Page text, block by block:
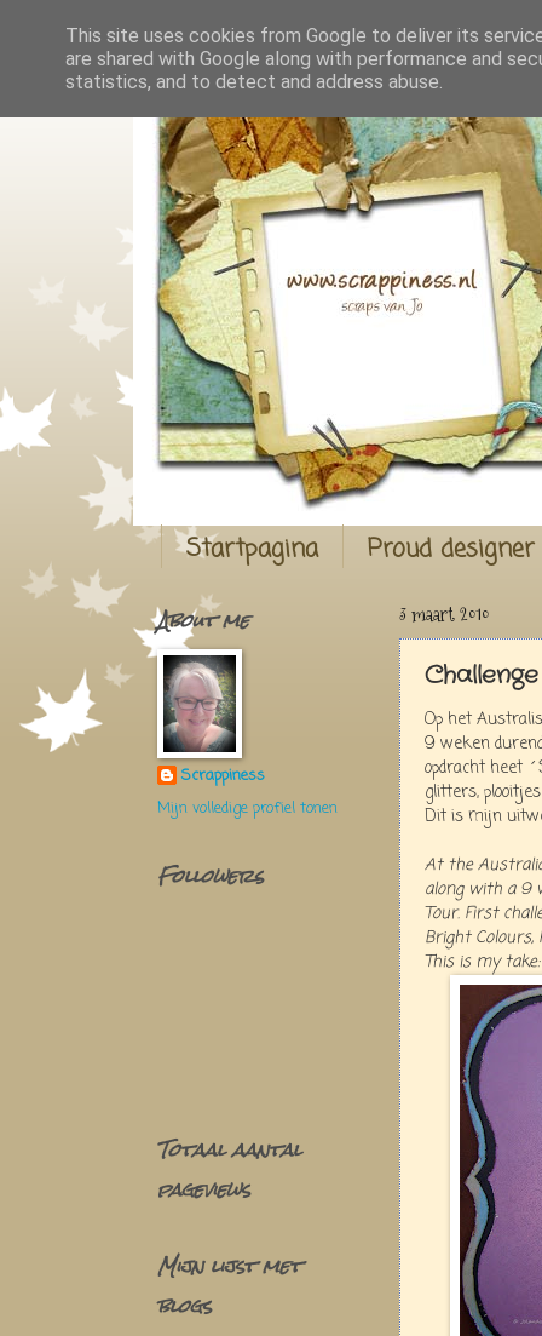
Startpagina Proud
3 maart 2010
Op het
9 weken
opdracht heet
glitters,
Dit is mijn
At the
along with a 9
Tour. First
Bright Colours,
This is my take:
About me
Scrappiness
Mijn volledige profiel tonen
Followers
Totaal aantal
pageviews
Mijn lijst met
blogs
This site uses cookies from Google to deliver its
are shared with Google along with performance and
statistics, and to detect and address abuse.